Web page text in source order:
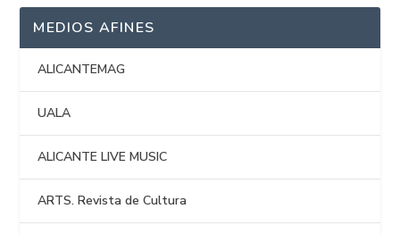
MEDIOS AFINES
ALICANTEMAG
UALA
ALICANTE LIVE MUSIC
ARTS. Revista de Cultura